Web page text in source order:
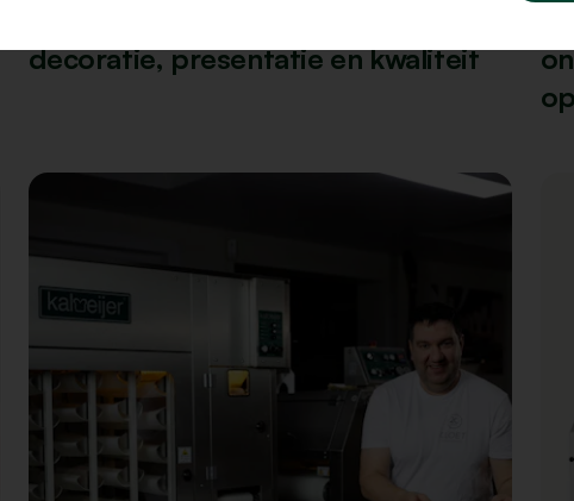
decoratie, presentatie en kwaliteit